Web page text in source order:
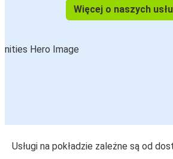
Więcej o naszych
Usługi na pokładzie zależne są od